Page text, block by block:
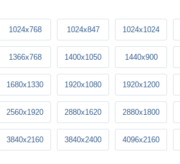
1024x768 1024x847 1024x1024
1366x768 1400x1050 1440x900
1680x1330 1920x1080 1920x1200
2560x1920 2880x1620 2880x1800
3840x2160 3840x2400 4096x2160